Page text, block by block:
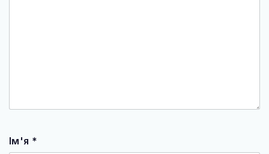
Ім'я *